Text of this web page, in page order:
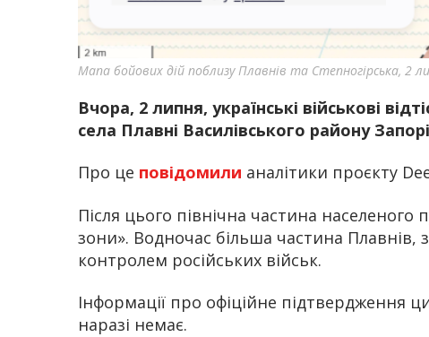
Мапа бойових дій поблизу Плавнів та Степногірська, 2
Вчора, 2 липня, українські військові
села Плавні Василівського району
Про це повідомили аналітики проєкту
Після цього північна частина населеного
зони». Водночас більша частина Плавнів,
контролем російських військ.
Інформації про офіційне підтвердження
наразі немає.